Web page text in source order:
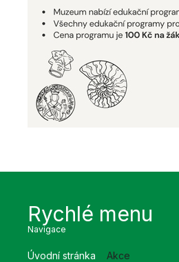
Rychlé menu
Navigace
Úvodní stránka
Akce